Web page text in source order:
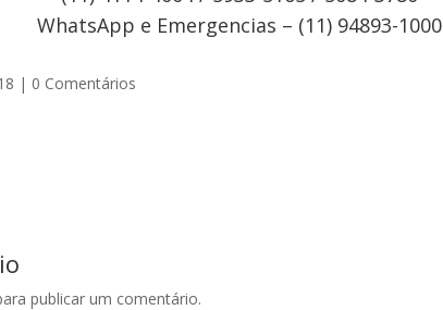
WhatsApp e Emergencias – (11) 94893-1000
| 0 Comentários
publicar um comentário.